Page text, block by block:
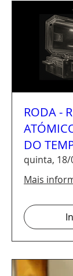
RODA -
DO
quinta, 18/
Mais